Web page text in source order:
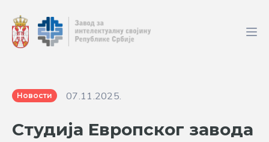
Новости 07.11.2025.
Студија Европског завода